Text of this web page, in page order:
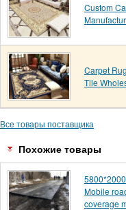
Custom
Carpet
Tile
Все товары поставщика
Похожие товары
Mobile
coverage